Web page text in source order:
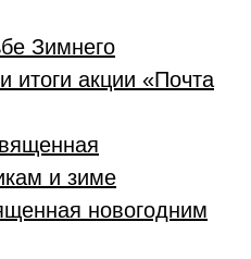
Зимнего
итоги акции «Почта
новогодним